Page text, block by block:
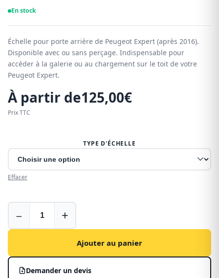
En stock
Échelle pour porte arrière de Peugeot Expert (après 2016).
Disponible avec ou sans perçage. Indispensable pour
accéder à la galerie ou au chargement sur le toit de votre
Peugeot Expert.
À partir de125,00€
Prix TTC
TYPE D'ÉCHELLE
Effacer
pour
Peugeot
− +
Ajouter au panier
Demander un devis